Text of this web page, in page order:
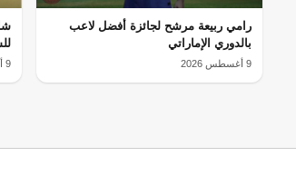
رامي ربيعة مرشح لجائزة أفضل لاعب
بالدوري الإماراتي
9 أغسطس 2026 9 أغسطس 2026